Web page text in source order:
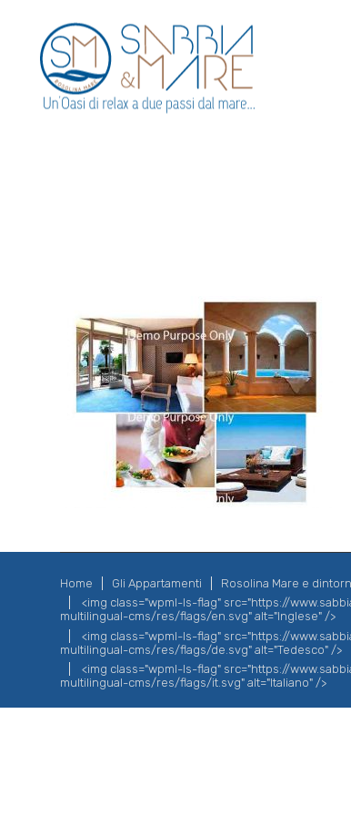
Home Gli Appartamenti Rosolina Mare e
<img class="wpml-ls-flag" src="https://
multilingual-cms/res/flags/en.svg" alt="Inglese" />
<img class="wpml-ls-flag" src="https://
multilingual-cms/res/flags/de.svg" alt="Tedesco" />
<img class="wpml-ls-flag" src="https://
multilingual-cms/res/flags/it.svg" alt="Italiano" />